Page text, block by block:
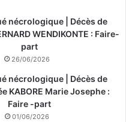
nécrologique | Décès de
WENDIKONTE : Faire-
part
26/06/2026
nécrologique | Décès de
KABORE Marie Josephe :
Faire -part
01/06/2026